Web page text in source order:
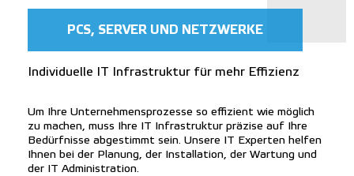
PCS, SERVER UND NETZWERKE
Individuelle IT Infrastruktur für mehr Effizienz
Um Ihre Unternehmensprozesse so effizient wie möglich
zu machen, muss Ihre IT Infrastruktur präzise auf Ihre
Bedürfnisse abgestimmt sein. Unsere IT Experten helfen
Ihnen bei der Planung, der Installation, der Wartung und
der IT Administration.